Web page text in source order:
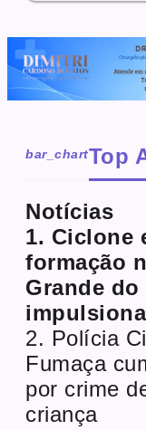
bar_chartTop
Notícias
1. Ciclone
formação
Grande
2. Polícia
Fumaça
por crime
criança